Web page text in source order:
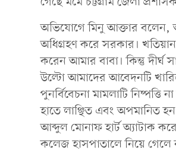
অভিযোগে মিনু আক্তার বলেন,
অধিগ্রহণ করে সরকার।
করেন আমার বাবা। কিন্তু দীর্ঘ
উল্টো আমাদের আবেদনটি
পুনর্বিবেচনা মামলাটি
হাতে লাঞ্ছিত এবং অপমানিত
আব্দুল মোনাফ হার্ট অ্যাটাক
কলেজ হাসপাতালে নিয়ে